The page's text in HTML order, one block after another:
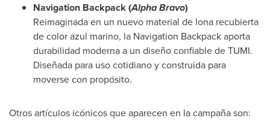
Navigation Backpack (Alpha Bravo)
Reimaginada en un nuevo material de lona recubierta
de color azul marino, la Navigation Backpack aporta
durabilidad moderna a un diseño confiable de TUMI.
Diseñada para uso cotidiano y construida para
moverse con propósito.
Otros artículos icónicos que aparecen en la campaña son: